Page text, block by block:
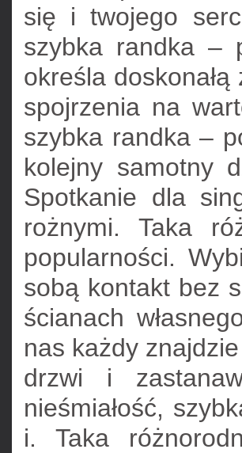
się i twojego
szybka randka –
określa
spojrzenia na
szybka randka –
kolejny samotny
Spotkanie dla
rożnymi. Taka
popularności.
sobą kontakt bez
ścianach
nas każdy
drzwi i
nieśmiałość,
i. Taka